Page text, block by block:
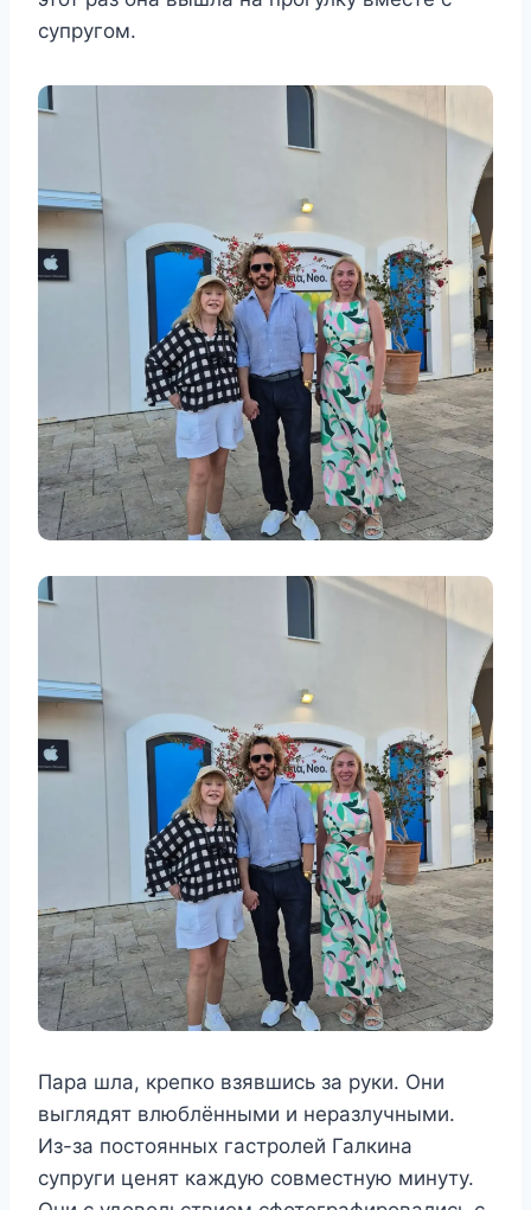
супругом.
Пара шла, крепко взявшись за руки. Они
выглядят влюблёнными и неразлучными.
Из-за постоянных гастролей Галкина
супруги ценят каждую совместную минуту.